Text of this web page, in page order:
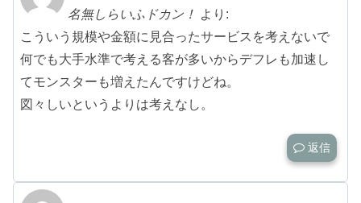
名無しらいふドカン！ より:
こういう規模や金額に見合ったサービスを考えないで
何でも大手水準で考える客が多いからデフレも加速し
てモンスターも増えたんですけどね。
図々しいというよりは考えなし。
返信